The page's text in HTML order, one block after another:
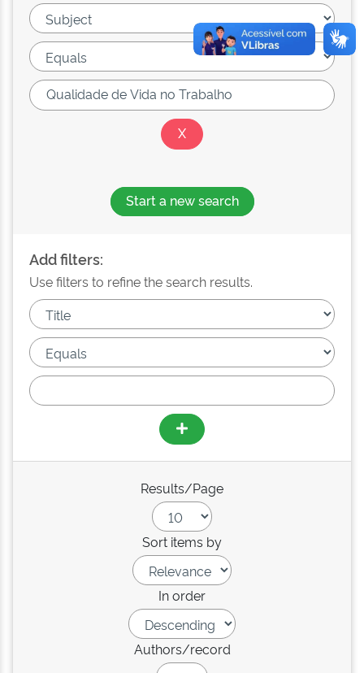
Start a new search
Add filters:
Use filters to refine the search results.
Results/Page
Sort items by
In order
Authors/record